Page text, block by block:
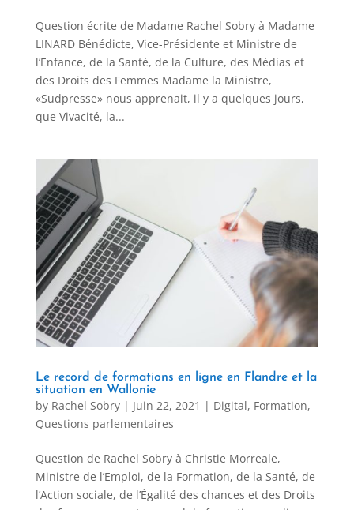
Question écrite de Madame Rachel Sobry à Madame
LINARD Bénédicte, Vice-Présidente et Ministre de
l’Enfance, de la Santé, de la Culture, des Médias et
des Droits des Femmes Madame la Ministre,
«Sudpresse» nous apprenait, il y a quelques jours,
que Vivacité, la...
Le record de formations en ligne en Flandre et la
situation en Wallonie
by Rachel Sobry| Juin 22, 2021 | Digital, Formation,
Questions parlementaires
Question de Rachel Sobry à Christie Morreale,
Ministre de l’Emploi, de la Formation, de la Santé, de
l’Action sociale, de l’Égalité des chances et des Droits